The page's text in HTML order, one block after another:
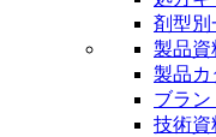
剤型別
製品資
製品カ
ブラン
技術資